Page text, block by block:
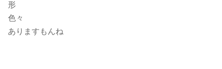
形
色々
ありますもんね